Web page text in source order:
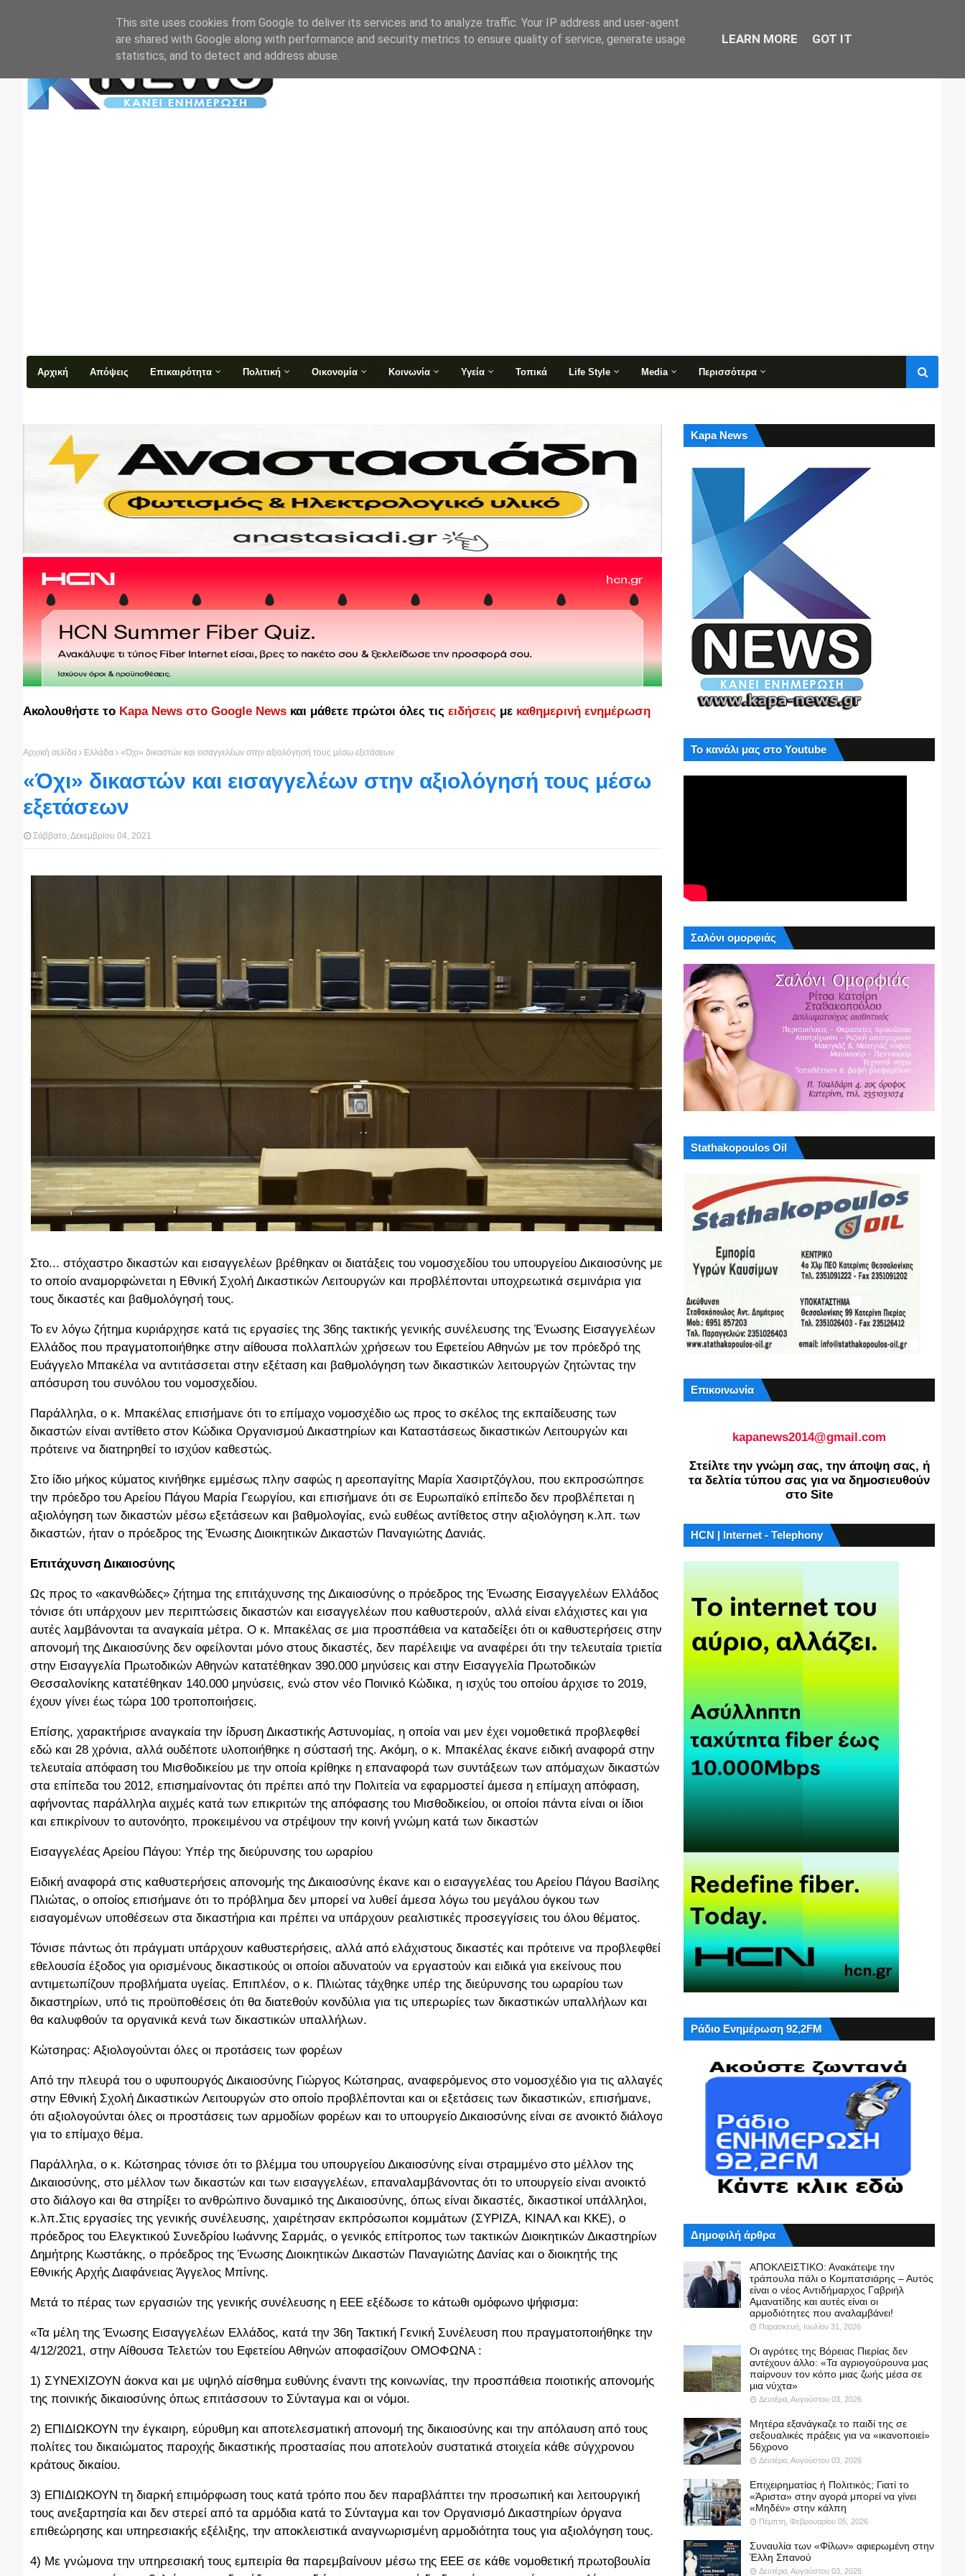
Αρχική Απόψεις Επικαιρότητα Πολιτική Οικονομία Κοινωνία Υγεία Τοπικά Life Style Media Περισσότερα
Ακολουθήστε το Kapa News στο Google News και μάθετε πρώτοι όλες τις ειδήσεις με καθημερινή ενημέρωση
Αρχική σελίδα Ελλάδα «Όχι» δικαστών και εισαγγελέων στην αξιολόγησή τους μέσω εξετάσεων
«Όχι» δικαστών και εισαγγελέων στην αξιολόγησή τους μέσω
εξετάσεων
Σάββατο, Δεκεμβρίου 04, 2021
Στο... στόχαστρο δικαστών και εισαγγελέων βρέθηκαν οι διατάξεις του νομοσχεδίου του υπουργείου Δικαιοσύνης με
το οποίο αναμορφώνεται η Εθνική Σχολή Δικαστικών Λειτουργών και προβλέπονται υποχρεωτικά σεμινάρια για
τους δικαστές και βαθμολόγησή τους.
Το εν λόγω ζήτημα κυριάρχησε κατά τις εργασίες της 36ης τακτικής γενικής συνέλευσης της Ένωσης Εισαγγελέων
Ελλάδος που πραγματοποιήθηκε στην αίθουσα πολλαπλών χρήσεων του Εφετείου Αθηνών με τον πρόεδρό της
Ευάγγελο Μπακέλα να αντιτάσσεται στην εξέταση και βαθμολόγηση των δικαστικών λειτουργών ζητώντας την
απόσυρση του συνόλου του νομοσχεδίου.
Παράλληλα, ο κ. Μπακέλας επισήμανε ότι το επίμαχο νομοσχέδιο ως προς το σκέλος της εκπαίδευσης των
δικαστών είναι αντίθετο στον Κώδικα Οργανισμού Δικαστηρίων και Καταστάσεως δικαστικών Λειτουργών και
πρότεινε να διατηρηθεί το ισχύον καθεστώς.
Στο ίδιο μήκος κύματος κινήθηκε εμμέσως πλην σαφώς η αρεοπαγίτης Μαρία Χασιρτζόγλου, που εκπροσώπησε
την πρόεδρο του Αρείου Πάγου Μαρία Γεωργίου, και επισήμανε ότι σε Ευρωπαϊκό επίπεδο δεν προβλέπεται η
αξιολόγηση των δικαστών μέσω εξετάσεων και βαθμολογίας, ενώ ευθέως αντίθετος στην αξιολόγηση κ.λπ. των
δικαστών, ήταν ο πρόεδρος της Ένωσης Διοικητικών Δικαστών Παναγιώτης Δανιάς.
Επιτάχυνση Δικαιοσύνης
Ως προς το «ακανθώδες» ζήτημα της επιτάχυνσης της Δικαιοσύνης ο πρόεδρος της Ένωσης Εισαγγελέων Ελλάδος
τόνισε ότι υπάρχουν μεν περιπτώσεις δικαστών και εισαγγελέων που καθυστερούν, αλλά είναι ελάχιστες και για
αυτές λαμβάνονται τα αναγκαία μέτρα. Ο κ. Μπακέλας σε μια προσπάθεια να καταδείξει ότι οι καθυστερήσεις στην
απονομή της Δικαιοσύνης δεν οφείλονται μόνο στους δικαστές, δεν παρέλειψε να αναφέρει ότι την τελευταία τριετία
στην Εισαγγελία Πρωτοδικών Αθηνών κατατέθηκαν 390.000 μηνύσεις και στην Εισαγγελία Πρωτοδικών
Θεσσαλονίκης κατατέθηκαν 140.000 μηνύσεις, ενώ στον νέο Ποινικό Κώδικα, η ισχύς του οποίου άρχισε το 2019,
έχουν γίνει έως τώρα 100 τροποποιήσεις.
Επίσης, χαρακτήρισε αναγκαία την ίδρυση Δικαστικής Αστυνομίας, η οποία ναι μεν έχει νομοθετικά προβλεφθεί
εδώ και 28 χρόνια, αλλά ουδέποτε υλοποιήθηκε η σύστασή της. Ακόμη, ο κ. Μπακέλας έκανε ειδική αναφορά στην
τελευταία απόφαση του Μισθοδικείου με την οποία κρίθηκε η επαναφορά των συντάξεων των απόμαχων δικαστών
στα επίπεδα του 2012, επισημαίνοντας ότι πρέπει από την Πολιτεία να εφαρμοστεί άμεσα η επίμαχη απόφαση,
αφήνοντας παράλληλα αιχμές κατά των επικριτών της απόφασης του Μισθοδικείου, οι οποίοι πάντα είναι οι ίδιοι
και επικρίνουν το αυτονόητο, προκειμένου να στρέψουν την κοινή γνώμη κατά των δικαστών
Εισαγγελέας Αρείου Πάγου: Υπέρ της διεύρυνσης του ωραρίου
Ειδική αναφορά στις καθυστερήσεις απονομής της Δικαιοσύνης έκανε και ο εισαγγελέας του Αρείου Πάγου Βασίλης
Πλιώτας, ο οποίος επισήμανε ότι το πρόβλημα δεν μπορεί να λυθεί άμεσα λόγω του μεγάλου όγκου των
εισαγομένων υποθέσεων στα δικαστήρια και πρέπει να υπάρχουν ρεαλιστικές προσεγγίσεις του όλου θέματος.
Τόνισε πάντως ότι πράγματι υπάρχουν καθυστερήσεις, αλλά από ελάχιστους δικαστές και πρότεινε να προβλεφθεί
εθελουσία έξοδος για ορισμένους δικαστικούς οι οποίοι αδυνατούν να εργαστούν και ειδικά για εκείνους που
αντιμετωπίζουν προβλήματα υγείας. Επιπλέον, ο κ. Πλιώτας τάχθηκε υπέρ της διεύρυνσης του ωραρίου των
δικαστηρίων, υπό τις προϋποθέσεις ότι θα διατεθούν κονδύλια για τις υπερωρίες των δικαστικών υπαλλήλων και
θα καλυφθούν τα οργανικά κενά των δικαστικών υπαλλήλων.
Κώτσηρας: Αξιολογούνται όλες οι προτάσεις των φορέων
Από την πλευρά του ο υφυπουργός Δικαιοσύνης Γιώργος Κώτσηρας, αναφερόμενος στο νομοσχέδιο για τις αλλαγές
στην Εθνική Σχολή Δικαστικών Λειτουργών στο οποίο προβλέπονται και οι εξετάσεις των δικαστικών, επισήμανε,
ότι αξιολογούνται όλες οι προστάσεις των αρμοδίων φορέων και το υπουργείο Δικαιοσύνης είναι σε ανοικτό διάλογο
για το επίμαχο θέμα.
Παράλληλα, ο κ. Κώτσηρας τόνισε ότι το βλέμμα του υπουργείου Δικαιοσύνης είναι στραμμένο στο μέλλον της
Δικαιοσύνης, στο μέλλον των δικαστών και των εισαγγελέων, επαναλαμβάνοντας ότι το υπουργείο είναι ανοικτό
στο διάλογο και θα στηρίξει το ανθρώπινο δυναμικό της Δικαιοσύνης, όπως είναι δικαστές, δικαστικοί υπάλληλοι,
κ.λπ.Στις εργασίες της γενικής συνέλευσης, χαιρέτησαν εκπρόσωποι κομμάτων (ΣΥΡΙΖΑ, ΚΙΝΑΛ και ΚΚΕ), ο
πρόεδρος του Ελεγκτικού Συνεδρίου Ιωάννης Σαρμάς, ο γενικός επίτροπος των τακτικών Διοικητικών Δικαστηρίων
Δημήτρης Κωστάκης, ο πρόεδρος της Ένωσης Διοικητικών Δικαστών Παναγιώτης Δανίας και ο διοικητής της
Εθνικής Αρχής Διαφάνειας Άγγελος Μπίνης.
Μετά το πέρας των εργασιών της γενικής συνέλευσης η ΕΕΕ εξέδωσε το κάτωθι ομόφωνο ψήφισμα:
«Τα μέλη της Ένωσης Εισαγγελέων Ελλάδος, κατά την 36η Τακτική Γενική Συνέλευση που πραγματοποιήθηκε την
4/12/2021, στην Αίθουσα Τελετών του Εφετείου Αθηνών αποφασίζουν ΟΜΟΦΩΝΑ :
1) ΣΥΝΕΧΙΖΟΥΝ άοκνα και με υψηλό αίσθημα ευθύνης έναντι της κοινωνίας, την προσπάθεια ποιοτικής απονομής
της ποινικής δικαιοσύνης όπως επιτάσσουν το Σύνταγμα και οι νόμοι.
2) ΕΠΙΔΙΩΚΟΥΝ την έγκαιρη, εύρυθμη και αποτελεσματική απονομή της δικαιοσύνης και την απόλαυση από τους
πολίτες του δικαιώματος παροχής δικαστικής προστασίας που αποτελούν συστατικά στοιχεία κάθε σύγχρονου
κράτους δικαίου.
3) ΕΠΙΔΙΩΚΟΥΝ τη διαρκή επιμόρφωση τους κατά τρόπο που δεν παραβλάπτει την προσωπική και λειτουργική
τους ανεξαρτησία και δεν στερεί από τα αρμόδια κατά το Σύνταγμα και τον Οργανισμό Δικαστηρίων όργανα
επιθεώρησης και υπηρεσιακής εξέλιξης, την αποκλειστικά αναγνωρισμένη αρμοδιότητα τους για αξιολόγηση τους.
4) Με γνώμονα την υπηρεσιακή τους εμπειρία θα παρεμβαίνουν μέσω της ΕΕΕ σε κάθε νομοθετική πρωτοβουλία
Kapa News
Το κανάλι μας στο Youtube
Σαλόνι ομορφιάς
Stathakopoulos Oil
Επικοινωνία
kapanews2014@gmail.com
Στείλτε την γνώμη σας, την άποψη σας, ή
τα δελτία τύπου σας για να δημοσιευθούν
στο Site
HCN | Internet - Telephony
Ράδιο Ενημέρωση 92,2FM
Δημοφιλή άρθρα
ΑΠΟΚΛΕΙΣΤΙΚΟ: Ανακάτεψε την
τράπουλα πάλι ο Κομπατσιάρης – Αυτός
είναι ο νέος Αντιδήμαρχος Γαβριήλ
Αμανατίδης και αυτές είναι οι
αρμοδιότητες που αναλαμβάνει!
Παρασκευή, Ιουλίου 31, 2026
Οι αγρότες της Βόρειας Πιερίας δεν
αντέχουν άλλο: «Τα αγριογούρουνα μας
παίρνουν τον κόπο μιας ζωής μέσα σε
μια νύχτα»
Δευτέρα, Αυγούστου 03, 2026
Μητέρα εξανάγκαζε το παιδί της σε
σεξουαλικές πράξεις για να «ικανοποιεί»
56χρονο
Δευτέρα, Αυγούστου 03, 2026
Επιχειρηματίας ή Πολιτικός; Γιατί το
«Άριστα» στην αγορά μπορεί να γίνει
«Μηδέν» στην κάλπη
Πέμπτη, Φεβρουαρίου 05, 2026
Συναυλία των «Φίλων» αφιερωμένη στην
Έλλη Σπανού
Δευτέρα, Αυγούστου 03, 2026
This site uses cookies from Google to deliver its services and to analyze traffic. Your IP address and user-agent
are shared with Google along with performance and security metrics to ensure quality of service, generate usage
statistics, and to detect and address abuse.
LEARN MORE GOT IT